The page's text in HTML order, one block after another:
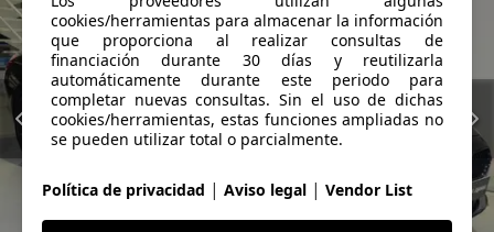
cookies/herramientas para almacenar la información
que proporciona al realizar consultas de
financiación durante 30 días y reutilizarla
automáticamente durante este periodo para
completar nuevas consultas. Sin el uso de dichas
cookies/herramientas, estas funciones ampliadas no
se pueden utilizar total o parcialmente.
Política de privacidad | Aviso legal | Vendor List